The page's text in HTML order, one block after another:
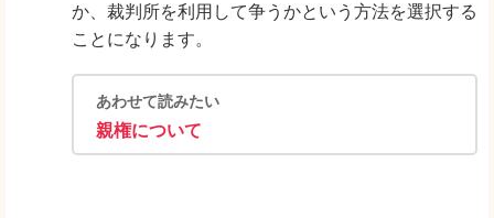
か、裁判所を利用して争うかという方法を選択する
ことになります。
あわせて読みたい
親権について